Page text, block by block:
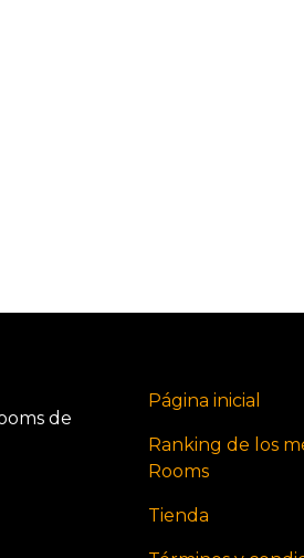
de
Página inicial
Ranking de los
Rooms
Tienda